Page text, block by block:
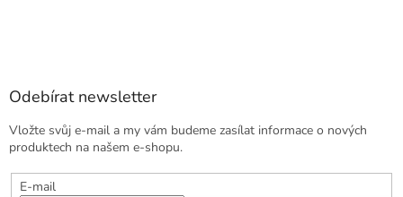
Odebírat newsletter
Vložte svůj e-mail a my vám budeme zasílat informace o nových
produktech na našem e-shopu.
E-mail